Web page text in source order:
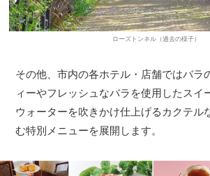
ローズトンネル（過去の様子）
その他、市内の各ホテル・店舗ではバラ
ィーやフレッシュなバラを使用したスイ
ウォーターを吹きかけ仕上げるカクテル
む特別メニューを展開します。